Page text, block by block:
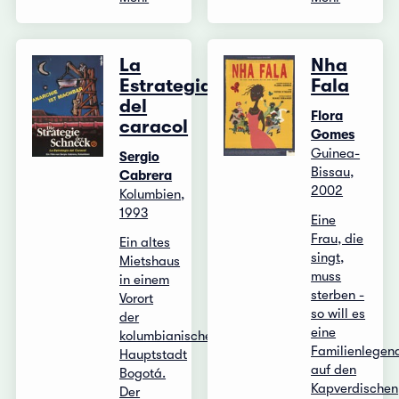
La
Estrategia
del
caracol
Sergio
Cabrera
Kolumbien,
1993
Ein altes
Mietshaus
in einem
Vorort
der
kolumbianischen
Hauptstadt
Bogotá.
Der
Nha
Fala
Flora
Gomes
Guinea-
Bissau,
2002
Eine
Frau, die
singt,
muss
sterben -
so will es
eine
auf den
Kapverdischen